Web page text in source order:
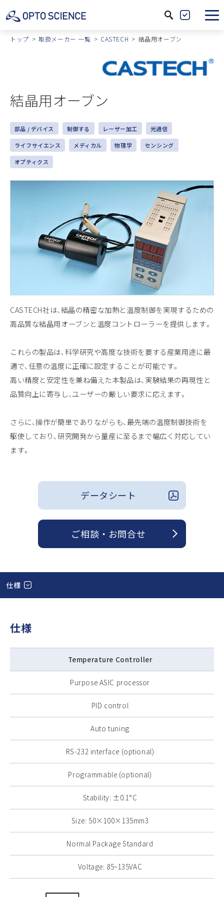
サ
イ
内
検
製
込
トップ 取扱メーカー 一覧 CASTECH 結晶用オーブン
結晶用オーブン
部品 / デバイス 制御する レーザー加工 光通信
ライフサイエンス メディカル 物理学 センシング
オプティクス
CASTECH社は、結晶の精密な加熱と温度制御を実現するための
高品質な結晶用オーブンと温度コントローラーを提供します。
これらの製品は、科学研究や高度な技術を要する産業用途に最
適で、任意の温度に正確に設定することが可能です。
高い精度と安定性を兼ね備えた本製品は、実験結果の再現性と
品質向上に寄与し、ユーザーの厳しい要求に応えます。
さらに、操作が簡単でありながらも、最先端の温度制御技術を
駆使しており、研究開発から量産に至るまで幅広く対応してい
ます。
データシート
ご相談 ・ お問合せ
仕様
仕様
Temperature Controller
Purpose ASIC processor
PID control
Auto tuning
RS-232 interface (optional)
Programmable (optional)
Stability: ±0.1°C
Size: 50×100×135mm3
Normal Package Standard
Voltage: 85~135VAC